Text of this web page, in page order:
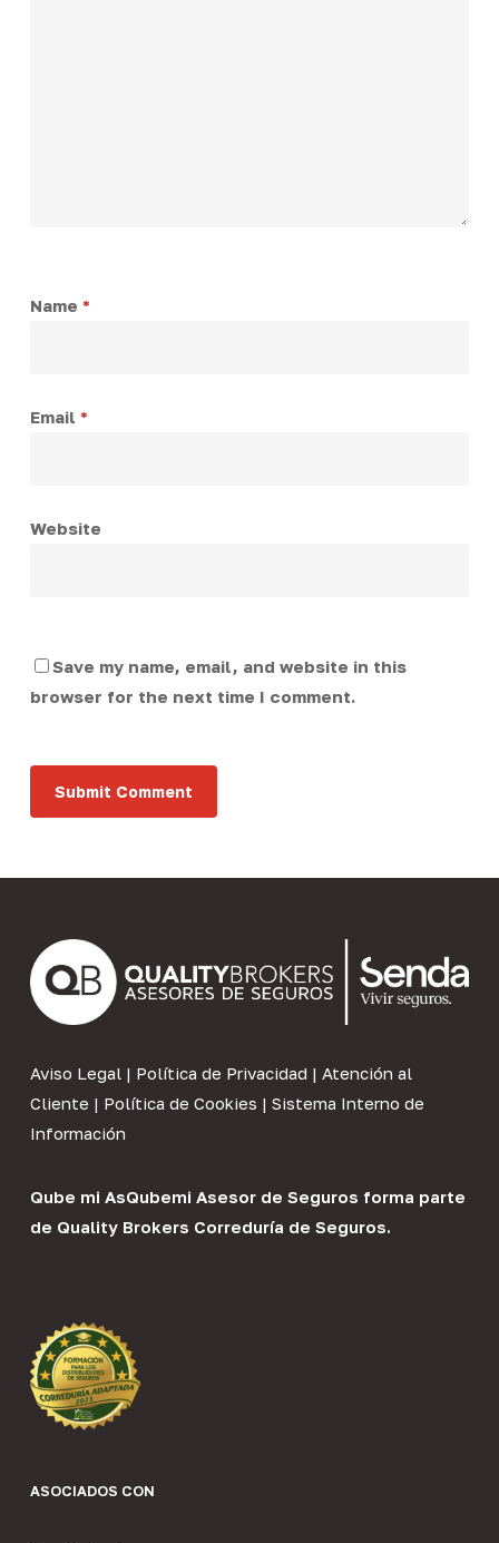
Name *
Email *
Website
Save my name, email, and website in this
browser for the next time I comment.
Aviso Legal| Política de Privacidad | Atención al
Cliente | Política de Cookies | Sistema Interno de
Información
Qube mi AsQubemi Asesor de Seguros forma parte
de Quality Brokers Correduría de Seguros.
ASOCIADOS CON